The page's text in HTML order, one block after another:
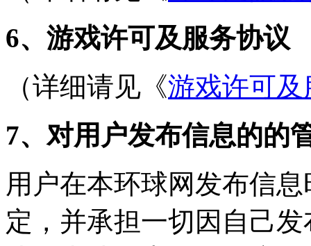
6、游戏许可及服务协议
（详细请见《游戏许可
7、对用户发布信息的的
用户在本环球网发布信
定，并承担一切因自己